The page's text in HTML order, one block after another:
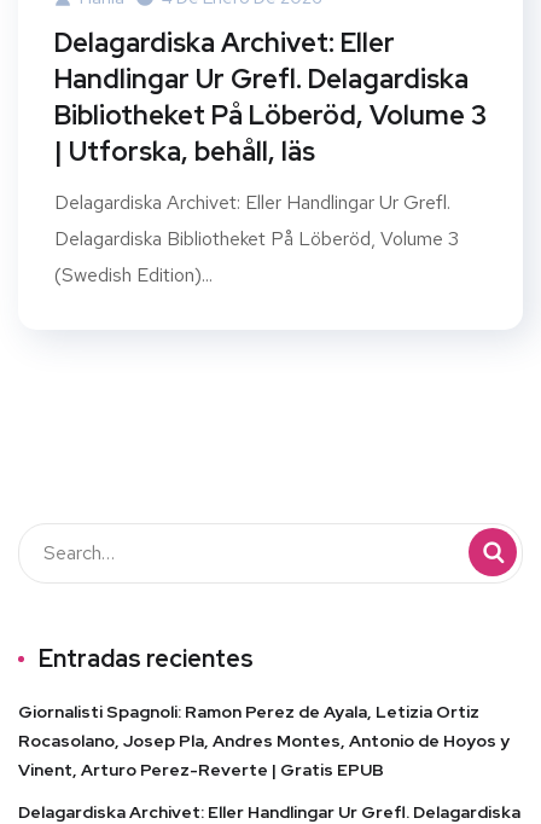
Delagardiska Archivet: Eller
Handlingar Ur Grefl. Delagardiska
Bibliotheket På Löberöd, Volume 3
| Utforska, behåll, läs
Delagardiska Archivet: Eller Handlingar Ur Grefl.
Delagardiska Bibliotheket På Löberöd, Volume 3
(Swedish Edition)...
Entradas recientes
Giornalisti Spagnoli: Ramon Perez de Ayala, Letizia Ortiz
Rocasolano, Josep Pla, Andres Montes, Antonio de Hoyos y
Vinent, Arturo Perez-Reverte | Gratis EPUB
Delagardiska Archivet: Eller Handlingar Ur Grefl. Delagardiska